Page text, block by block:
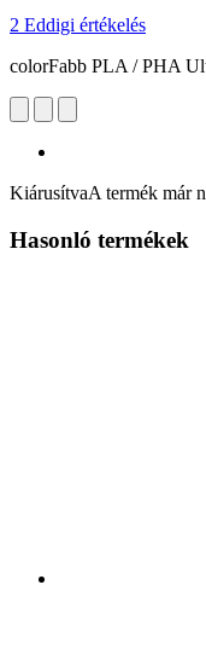
2 Eddigi értékelés
colorFabb PLA / PHA
KiárusítvaA termék már
Hasonló termékek